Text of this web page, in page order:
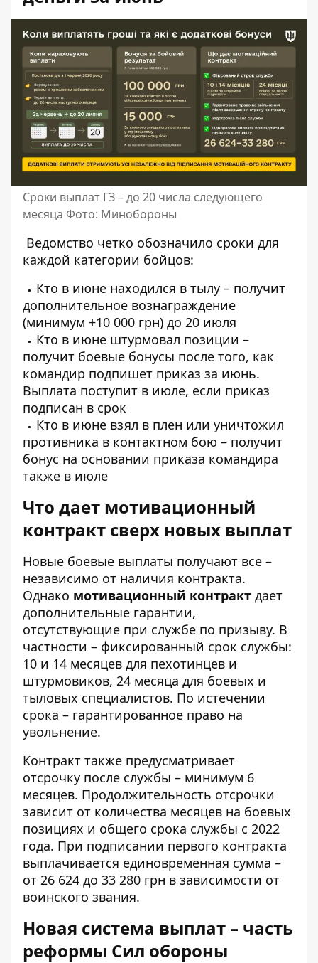
Сроки выплат ГЗ – до 20 числа следующего
месяца Фото: Минобороны
Ведомство четко обозначило сроки для
каждой категории бойцов:
Кто в июне находился в тылу – получит
дополнительное вознаграждение
(минимум +10 000 грн) до 20 июля
Кто в июне штурмовал позиции –
получит боевые бонусы после того, как
командир подпишет приказ за июнь.
Выплата поступит в июле, если приказ
подписан в срок
Кто в июне взял в плен или уничтожил
противника в контактном бою – получит
бонус на основании приказа командира
также в июле
Что дает мотивационный
контракт сверх новых выплат
Новые боевые выплаты получают все –
независимо от наличия контракта.
Однако мотивационный контракт дает
дополнительные гарантии,
отсутствующие при службе по призыву. В
частности – фиксированный срок службы:
10 и 14 месяцев для пехотинцев и
штурмовиков, 24 месяца для боевых и
тыловых специалистов. По истечении
срока – гарантированное право на
увольнение.
Контракт также предусматривает
отсрочку после службы – минимум 6
месяцев. Продолжительность отсрочки
зависит от количества месяцев на боевых
позициях и общего срока службы с 2022
года. При подписании первого контракта
выплачивается единовременная сумма –
от 26 624 до 33 280 грн в зависимости от
воинского звания.
Новая система выплат – часть
реформы Сил обороны